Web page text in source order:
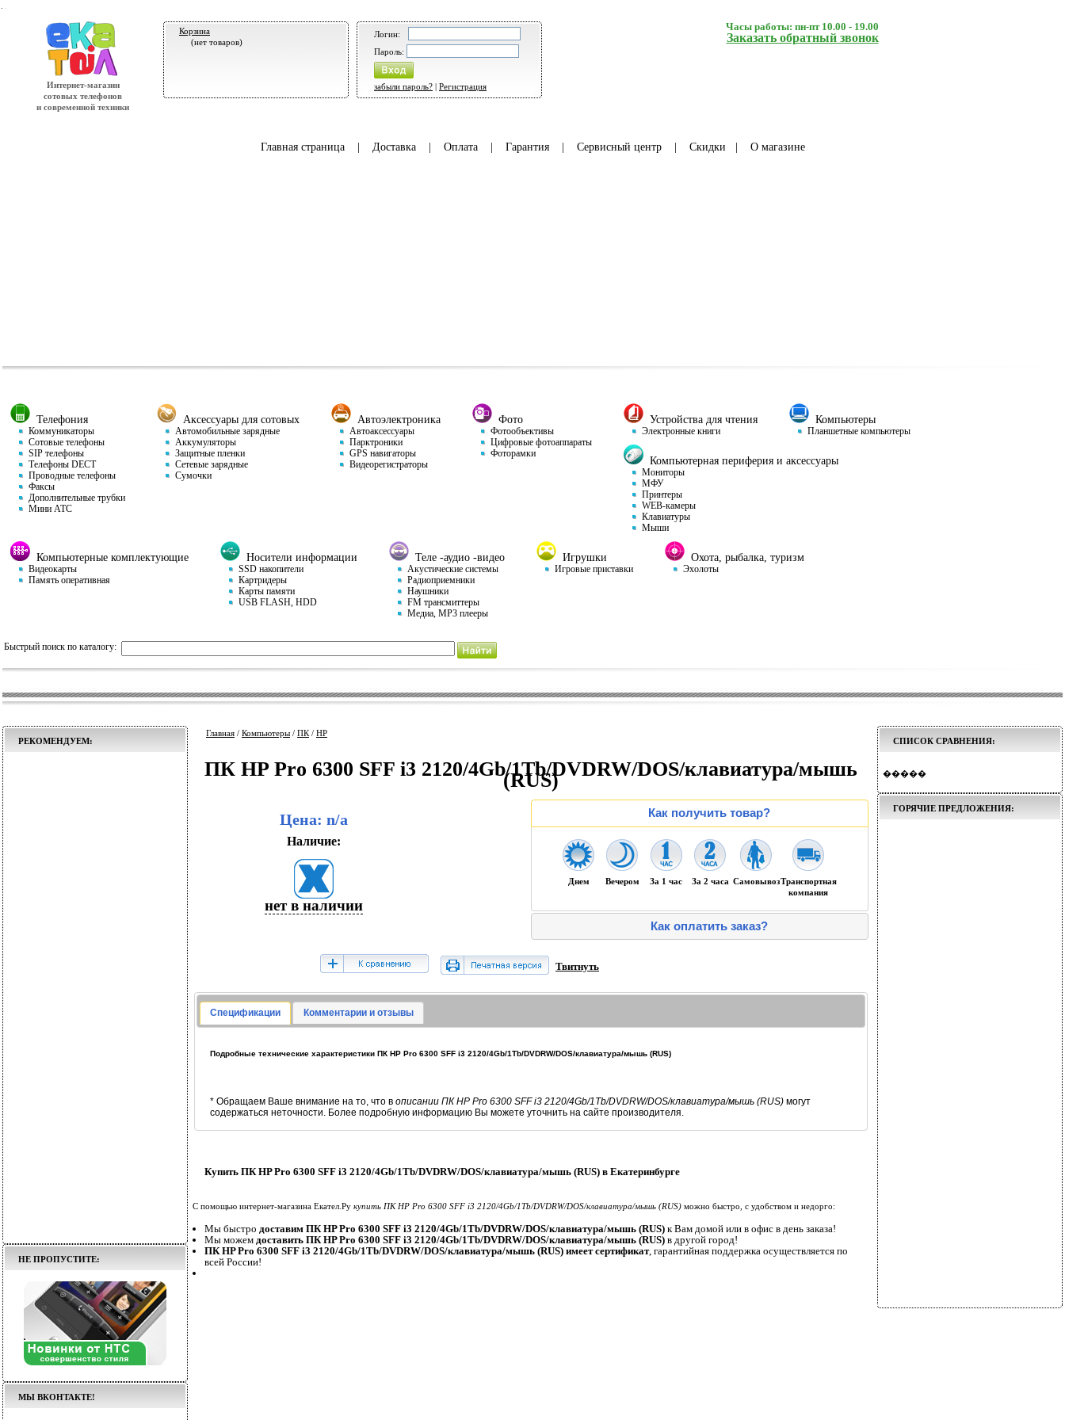
Интернет-магазин
сотовых телефонов
и современной техники
Корзина
(нет товаров)
Логин:
Пароль:
забыли пароль? | Регистрация
Часы работы: пн-пт 10.00 - 19.00
Заказать обратный звонок
Главная страница| Доставка| Оплата| Гарантия| Сервисный центр| Скидки О магазине
Телефония
Коммуникаторы
Сотовые телефоны
SIP телефоны
Телефоны DECT
Проводные телефоны
Факсы
Дополнительные трубки
Мини АТС
Аксессуары для сотовых
Автомобильные зарядные
Аккумуляторы
Защитные пленки
Сетевые зарядные
Сумочки
Автоэлектроника
Автоаксессуары
Парктроники
GPS навигаторы
Видеорегистраторы
Фото
Фотообъективы
Цифровые фотоаппараты
Фоторамки
Устройства для чтения
Электронные книги
Компьютеры
Планшетные компьютеры
Компьютерная периферия и аксессуары
Мониторы
МФУ
Принтеры
WEB-камеры
Клавиатуры
Мыши
Компьютерные комплектующие
Видеокарты
Память оперативная
Носители информации
SSD накопители
Картридеры
Карты памяти
USB FLASH, HDD
Теле -аудио -видео
Акустические системы
Радиоприемники
Наушники
FM трансмиттеры
Медиа, MP3 плееры
Игрушки
Игровые приставки
Охота, рыбалка, туризм
Эхолоты
Быстрый поиск по каталогу:
РЕКОМЕНДУЕМ:
НЕ ПРОПУСТИТЕ:
МЫ ВКОНТАКТЕ!
Главная / Компьютеры / ПК / HP
ПК HP Pro 6300 SFF i3 2120/4Gb/1Tb/DVDRW/DOS/клавиатура/мышь
(RUS)
Цена: n/a
Наличие:
нет в наличии
Как получить товар?
Днем Вечером За 1 час За 2 часа СамовывозТранспортная
компания
Как оплатить заказ?
Твитнуть
Спецификации Комментарии и отзывы
Подробные технические характеристики ПК HP Pro 6300 SFF i3 2120/4Gb/1Tb/DVDRW/DOS/клавиатура/мышь (RUS)
* Обращаем Ваше внимание на то, что вописании ПК HP Pro 6300 SFF i3 2120/4Gb/1Tb/DVDRW/DOS/клавиатура/мышь (RUS) могут
содержаться неточности. Более подробную информацию Вы можете уточнить на сайте производителя.
Купить ПК HP Pro 6300 SFF i3 2120/4Gb/1Tb/DVDRW/DOS/клавиатура/мышь (RUS) в Екатеринбурге
С помощью интернет-магазина Екател.Ру купить ПК HP Pro 6300 SFF i3 2120/4Gb/1Tb/DVDRW/DOS/клавиатура/мышь (RUS) можно быстро, с удобством и недорго:
Мы быстро доставим ПК HP Pro 6300 SFF i3 2120/4Gb/1Tb/DVDRW/DOS/клавиатура/мышь (RUS) к Вам домой или в офис в день заказа!
Мы можем доставить ПК HP Pro 6300 SFF i3 2120/4Gb/1Tb/DVDRW/DOS/клавиатура/мышь (RUS) в другой город!
ПК HP Pro 6300 SFF i3 2120/4Gb/1Tb/DVDRW/DOS/клавиатура/мышь (RUS) имеет сертификат, гарантийная поддержка осуществляется по
всей России!
СПИСОК СРАВНЕНИЯ:
�����
ГОРЯЧИЕ ПРЕДЛОЖЕНИЯ: